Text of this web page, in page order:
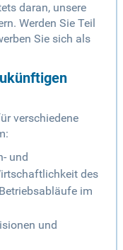
daran, unsere
Werden Sie Teil
Sie sich als
verschiedene
und
des
im
und